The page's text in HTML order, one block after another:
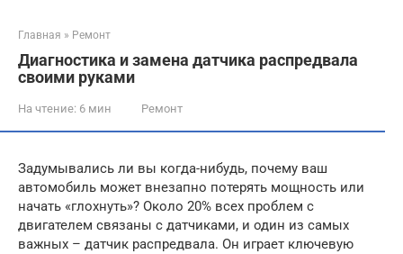
Главная » Ремонт
Диагностика и замена датчика распредвала
своими руками
На чтение: 6 мин Ремонт
Задумывались ли вы когда-нибудь, почему ваш
автомобиль может внезапно потерять мощность или
начать «глохнуть»? Около 20% всех проблем с
двигателем связаны с датчиками, и один из самых
важных – датчик распредвала. Он играет ключевую